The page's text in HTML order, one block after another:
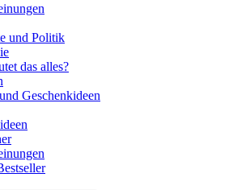
und Politik
das alles?
Geschenkideen